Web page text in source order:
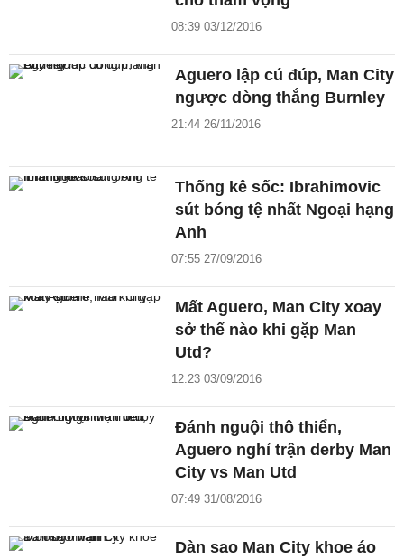
08:39 03/12/2016
Aguero lập cú đúp, Man City
ngược dòng thắng Burnley
21:44 26/11/2016
Thống kê sốc: Ibrahimovic
sút bóng tệ nhất Ngoại hạng
Anh
07:55 27/09/2016
Mất Aguero, Man City xoay
sở thế nào khi gặp Man
Utd?
12:23 03/09/2016
Đánh nguội thô thiển,
Aguero nghỉ trận derby Man
City vs Man Utd
07:49 31/08/2016
Dàn sao Man City khoe áo